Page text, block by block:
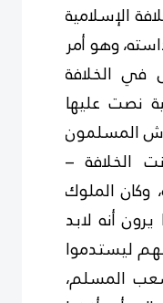
الإسلامية
وهو أمر
في الخلافة
نصت عليها
المسلمون
الخلافة –
وكان الملوك
أنه لابد
ليستدموا
المسلم،